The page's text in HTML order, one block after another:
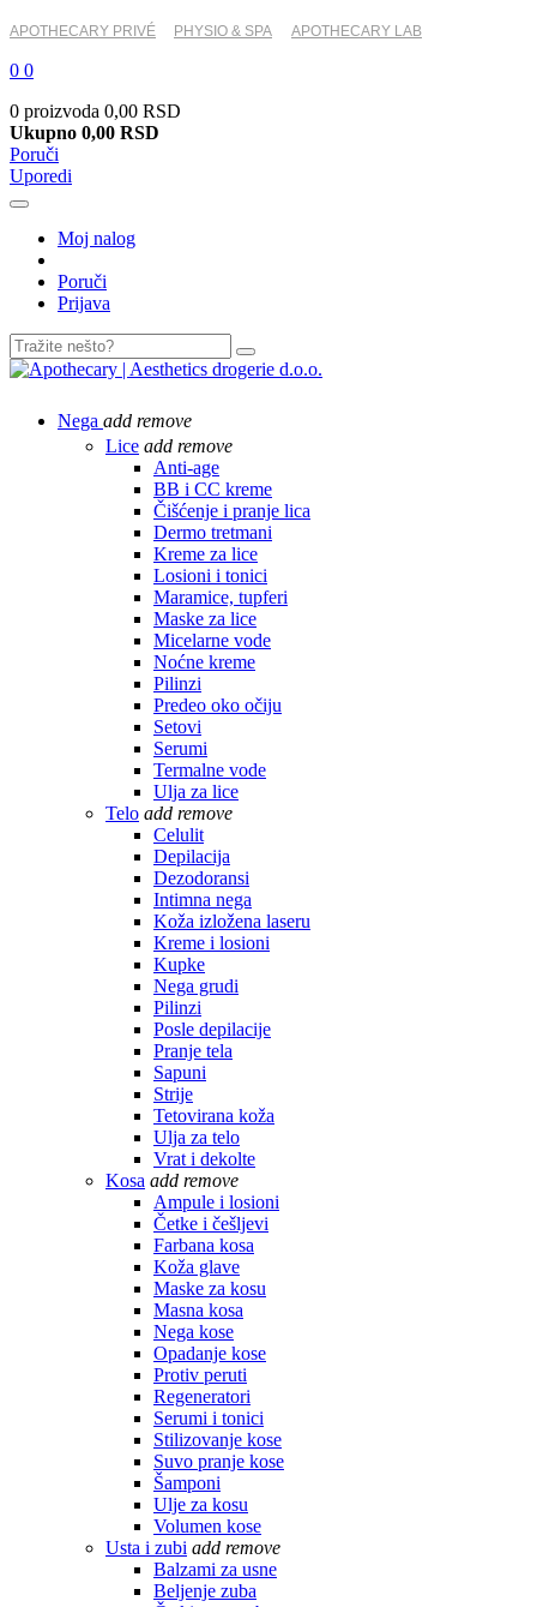
APOTHECARY PRIVÉ PHYSIO & SPA APOTHECARY LAB
0 0
0 proizvoda 0,00 RSD
Ukupno 0,00 RSD
Poruči
Uporedi
Moj nalog
Poruči
Prijava
Nega add remove
Lice add remove
Anti-age
BB i CC kreme
Čišćenje i pranje lica
Dermo tretmani
Kreme za lice
Losioni i tonici
Maramice, tupferi
Maske za lice
Micelarne vode
Noćne kreme
Pilinzi
Predeo oko očiju
Setovi
Serumi
Termalne vode
Ulja za lice
Telo add remove
Celulit
Depilacija
Dezodoransi
Intimna nega
Koža izložena laseru
Kreme i losioni
Kupke
Nega grudi
Pilinzi
Posle depilacije
Pranje tela
Sapuni
Strije
Tetovirana koža
Ulja za telo
Vrat i dekolte
Kosa add remove
Ampule i losioni
Četke i češljevi
Farbana kosa
Koža glave
Maske za kosu
Masna kosa
Nega kose
Opadanje kose
Protiv peruti
Regeneratori
Serumi i tonici
Stilizovanje kose
Suvo pranje kose
Šamponi
Ulje za kosu
Volumen kose
Usta i zubi add remove
Balzami za usne
Beljenje zuba